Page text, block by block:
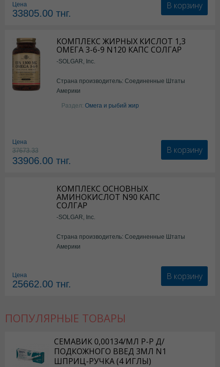
Цена
33805.00 тнг.
В корзину
КОМПЛЕКС ЖИРНЫХ КИСЛОТ 1,3
ОМЕГА 3-6-9 N120 КАПС СОЛГАР
-SOLGAR, Inc.
Страна производитель: Соединенные Штаты
Америки
Раздел: Омега и рыбий жир
Цена
37673.33
33906.00 тнг.
В корзину
КОМПЛЕКС ОСНОВНЫХ
АМИНОКИСЛОТ N90 КАПС
СОЛГАР
-SOLGAR, Inc.
Страна производитель: Соединенные Штаты
Америки
Цена
25662.00 тнг.
В корзину
ПОПУЛЯРНЫЕ ТОВАРЫ
СЕМАВИК 0,00134/МЛ Р-Р Д/
ПОДКОЖНОГО ВВЕД 3МЛ N1
ШПРИЦ-РУЧКА (4 ИГЛЫ)